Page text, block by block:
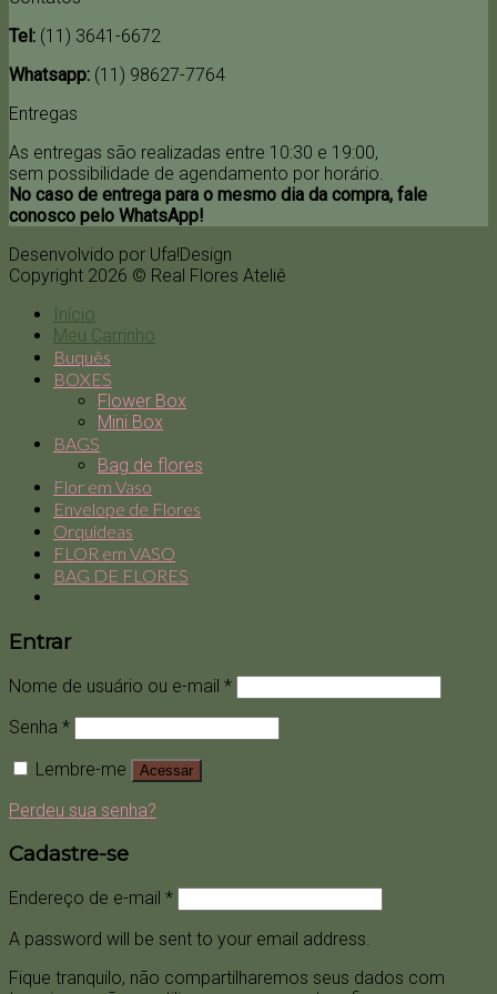
Tel: (11) 3641-6672
Whatsapp: (11) 98627-7764
Entregas
As entregas são realizadas entre 10:30 e 19:00,
sem possibilidade de agendamento por horário.
No caso de entrega para o mesmo dia da compra, fale
conosco pelo WhatsApp!
Desenvolvido por Ufa!Design
Copyright 2026 © Real Flores Ateliê
Início
Meu Carrinho
Buquês
BOXES
Flower Box
Mini Box
BAGS
Bag de flores
Flor em Vaso
Envelope de Flores
Orquídeas
FLOR em VASO
BAG DE FLORES
Entrar
Nome de usuário ou e-mail *
Senha *
Lembre-me
Acessar
Perdeu sua senha?
Cadastre-se
Endereço de e-mail *
A password will be sent to your email address.
Fique tranquilo, não compartilharemos seus dados com